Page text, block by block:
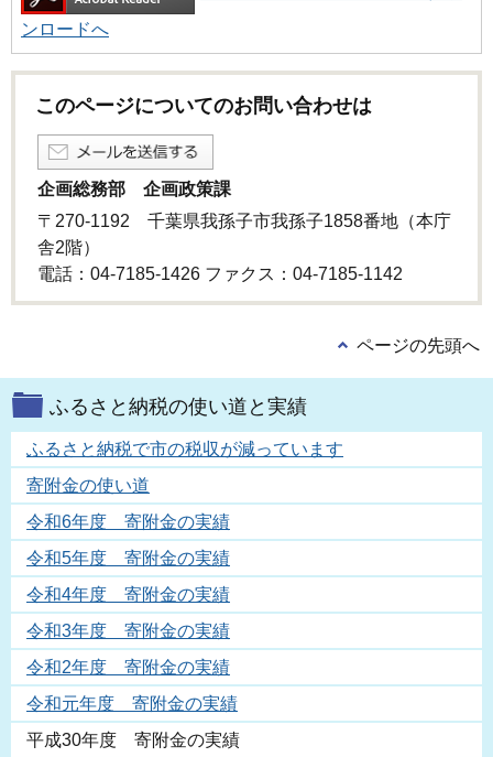
ンロードへ
このページについてのお問い合わせは
企画総務部 企画政策課
〒270-1192 千葉県我孫子市我孫子1858番地（本庁
舎2階）
電話：04-7185-1426 ファクス：04-7185-1142
ページの先頭へ
ふるさと納税の使い道と実績
ふるさと納税で市の税収が減っています
寄附金の使い道
令和6年度 寄附金の実績
令和5年度 寄附金の実績
令和4年度 寄附金の実績
令和3年度 寄附金の実績
令和2年度 寄附金の実績
令和元年度 寄附金の実績
平成30年度 寄附金の実績